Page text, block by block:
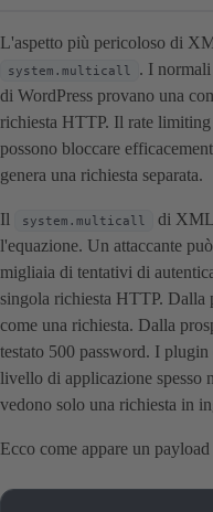
L'aspetto più pericoloso di
system.multicall
. I
di WordPress provano una
richiesta HTTP. Il rate
possono bloccare
genera una richiesta separata.
Il system.multicall
di
l'equazione. Un attaccante
migliaia di tentativi di
singola richiesta HTTP. Dalla
come una richiesta. Dalla
testato 500 password. I
livello di applicazione spesso
vedono solo una richiesta in
Ecco come appare un